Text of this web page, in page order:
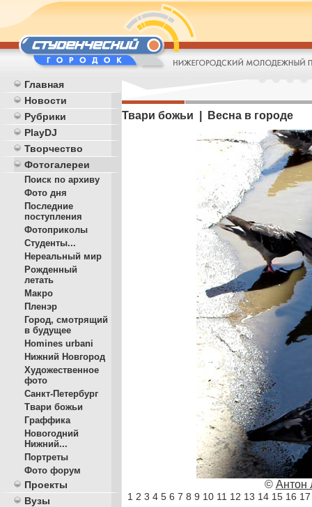
Главная
Новости
Рубрики
PlayDJ
Творчество
Фотогалереи
Поиск по архиву
Фото дня
Последние
поступления
Фотоприколы
Студенты...
Нереальный мир
Рожденный
летать
Макро
Пленэр
Город, смотрящий
в будущее
Homines urbani
Нижний Новгород
Художественное
фото
Санкт-Петербург
Твари божьи
Граффика
Новогодний
Нижний...
Портреты
Фото форум
Проекты
Вузы
Твари божьи | Весна в городе
© Антон
1 2 3 4 5 6 7 8 9 10 11 12 13 14 15 16 17